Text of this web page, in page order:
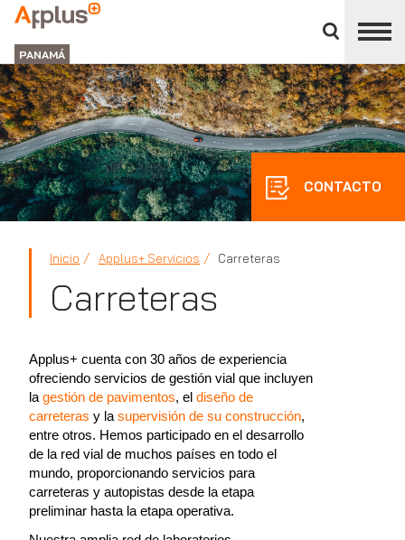
panel
APPLUS+
GROUP
PANAMÁ
CONTACTO
Inicio Applus+ Servicios Carreteras
Carreteras
Applus+ cuenta con 30 años de experiencia
ofreciendo servicios de gestión vial que incluyen
la gestión de pavimentos, el diseño de
carreteras y la supervisión de su construcción,
entre otros. Hemos participado en el desarrollo
de la red vial de muchos países en todo el
mundo, proporcionando servicios para
carreteras y autopistas desde la etapa
preliminar hasta la etapa operativa.